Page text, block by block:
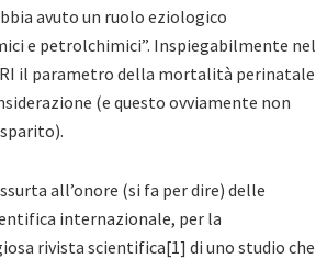
avuto un ruolo eziologico
e petrolchimici”. Inspiegabilmente nel
il parametro della mortalità perinatale
(e questo ovviamente non
all’onore (si fa per dire) delle
internazionale, per la
rivista scientifica[1] di uno studio che